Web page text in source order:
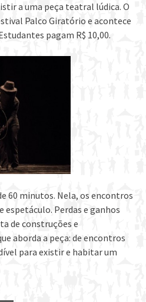
a uma peça teatral lúdica. O
Palco Giratório e acontece
pagam R$ 10,00.
60 minutos. Nela, os encontros
espetáculo. Perdas e ganhos
de construções e
aborda a peça: de encontros
para existir e habitar um